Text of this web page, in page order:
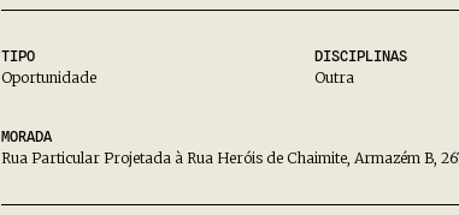
TIPO
Oportunidade
DISCIPLINAS
Outra
MORADA
Rua Particular Projetada à Rua Heróis de Chaimite, Armazém B,